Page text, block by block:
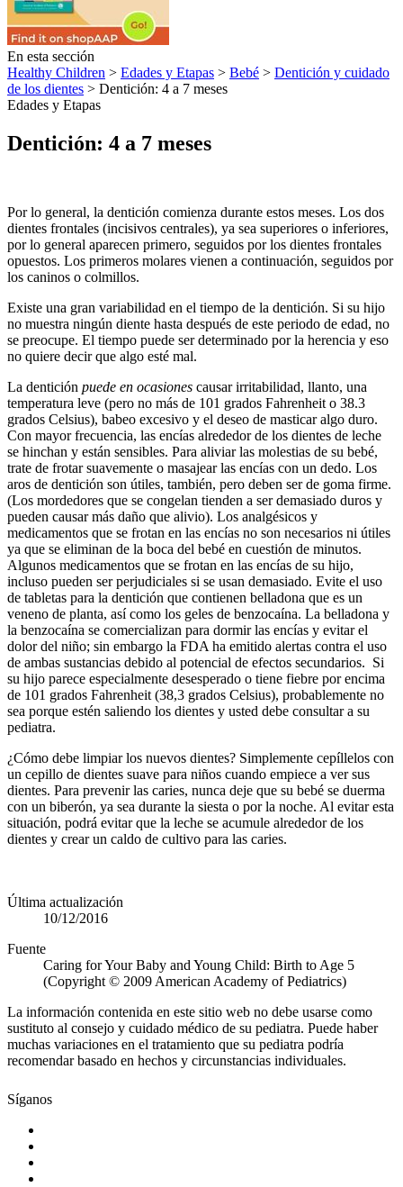
En esta sección
Healthy Children > Edades y Etapas > Bebé > Dentición y cuidado
de los dientes > Dentición: 4 a 7 meses
Edades y Etapas
Dentición: 4 a 7 meses
Por lo general, la dentición comienza durante estos meses. Los dos
dientes frontales (incisivos centrales), ya sea superiores o inferiores,
por lo general aparecen primero, seguidos por los dientes frontales
opuestos. Los primeros molares vienen a continuación, seguidos por
los caninos o colmillos.
Existe una gran variabilidad en el tiempo de la dentición. Si su hijo
no muestra ningún diente hasta después de este periodo de edad, no
se preocupe. El tiempo puede ser determinado por la herencia y eso
no quiere decir que algo esté mal.
La dentición puede en ocasiones causar irritabilidad, llanto, una
temperatura leve (pero no más de 101 grados Fahrenheit o 38.3
grados Celsius), babeo excesivo y el deseo de masticar algo duro.
Con mayor frecuencia, las encías alrededor de los dientes de leche
se hinchan y están sensibles. Para aliviar las molestias de su bebé,
trate de frotar suavemente o masajear las encías con un dedo. Los
aros de dentición son útiles, también, pero deben ser de goma firme.
(Los mordedores que se congelan tienden a ser demasiado duros y
pueden causar más daño que alivio). Los analgésicos y
medicamentos que se frotan en las encías no son necesarios ni útiles
ya que se eliminan de la boca del bebé en cuestión de minutos.
Algunos medicamentos que se frotan en las encías de su hijo,
incluso pueden ser perjudiciales si se usan demasiado. Evite el uso
de tabletas para la dentición que contienen belladona que es un
veneno de planta, así como los geles de benzocaína. La belladona y
la benzocaína se comercializan para dormir las encías y evitar el
dolor del niño; sin embargo la FDA ha emitido alertas contra el uso
de ambas sustancias debido al potencial de efectos secundarios. Si
su hijo parece especialmente desesperado o tiene fiebre por encima
de 101 grados Fahrenheit (38,3 grados Celsius), probablemente no
sea porque estén saliendo los dientes y usted debe consultar a su
pediatra.
¿Cómo debe limpiar los nuevos dientes? Simplemente cepíllelos con
un cepillo de dientes suave para niños cuando empiece a ver sus
dientes. Para prevenir las caries, nunca deje que su bebé se duerma
con un biberón, ya sea durante la siesta o por la noche. Al evitar esta
situación, podrá evitar que la leche se acumule alrededor de los
dientes y crear un caldo de cultivo para las caries.
Última actualización
10/12/2016
Fuente
Caring for Your Baby and Young Child: Birth to Age 5
(Copyright © 2009 American Academy of Pediatrics)
La información contenida en este sitio web no debe usarse como
sustituto al consejo y cuidado médico de su pediatra. Puede haber
muchas variaciones en el tratamiento que su pediatra podría
recomendar basado en hechos y circunstancias individuales.
Síganos